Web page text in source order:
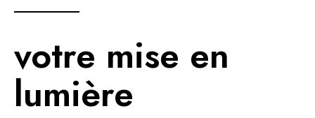
votre mise en
lumière